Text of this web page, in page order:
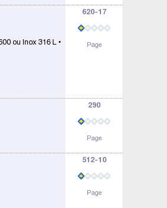
ou Inox 316 L •
620-17
Page
290
Page
512-10
Page